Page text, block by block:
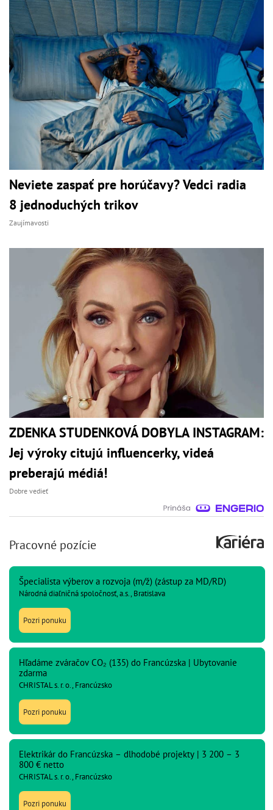
Neviete zaspať pre horúčavy? Vedci radia
8 jednoduchých trikov
Zaujímavosti
ZDENKA STUDENKOVÁ DOBYLA INSTAGRAM:
Jej výroky citujú influencerky, videá
preberajú médiá!
Dobre vedieť
Pracovné pozície
Špecialista výberov a rozvoja (m/ž) (zástup za MD/RD)
Národná diaľničná spoločnosť, a.s., Bratislava
Pozri ponuku
Hľadáme zváračov CO₂ (135) do Francúzska | Ubytovanie
zdarma
CHRISTAL s. r. o., Francúzsko
Pozri ponuku
Elektrikár do Francúzska – dlhodobé projekty | 3 200 – 3
800 € netto
CHRISTAL s. r. o., Francúzsko
Pozri ponuku